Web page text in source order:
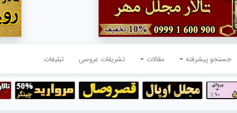
جستجو پیشرفته مقالات تشریفات عروسی تبلیغات